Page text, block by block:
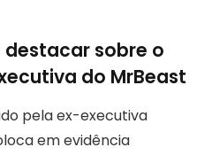
destacar sobre o
do MrBeast
pela ex-executiva
em evidência